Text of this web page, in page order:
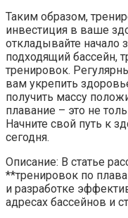
Таким образом,
инвестиция в ваше
откладывайте начало
подходящий бассейн,
тренировок.
вам укрепить
получить массу
плавание – это не
Начните свой путь к
сегодня.
Описание: В статье
**тренировок по
и разработке
адресах бассейнов и